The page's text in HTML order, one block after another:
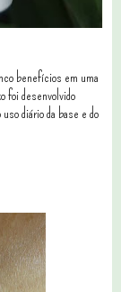
benefícios em uma
foi desenvolvido
diário da base e do